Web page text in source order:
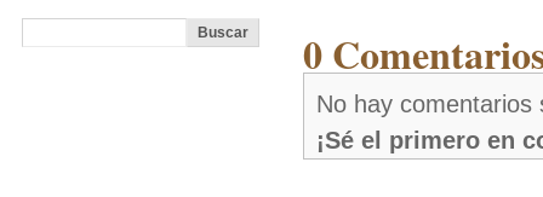
0
No hay
¡Sé el primero en